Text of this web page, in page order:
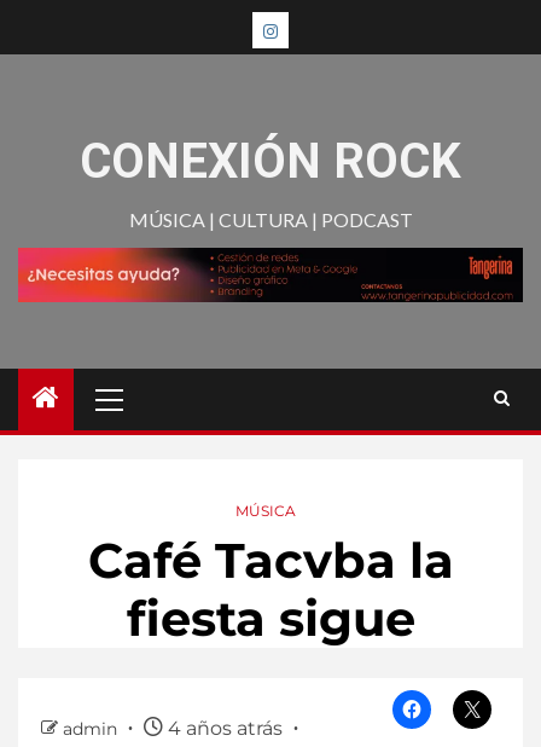
CONEXIÓN ROCK
MÚSICA | CULTURA | PODCAST
MÚSICA
Café Tacvba la
fiesta sigue
admin 4 años atrás